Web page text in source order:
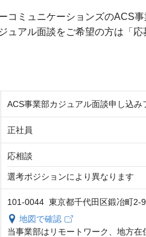
コミュニケーションズのACS
ュアル面談をご希望の方は「
ACS事業部カジュアル面談申し込み
正社員
応相談
選考ポジションにより異なります
101-0044 東京都千代田区鍛冶町
地図で確認
当事業部はリモートワーク、地方在